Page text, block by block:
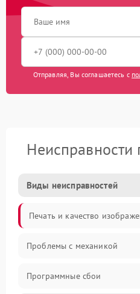
Отправляя, Вы соглашаетесь с
Неисправности
Виды неисправностей
Печать и качество
Проблемы с механикой
Программные сбои